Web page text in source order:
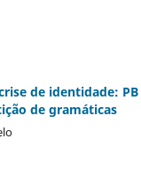
de identidade:
de gramáticas